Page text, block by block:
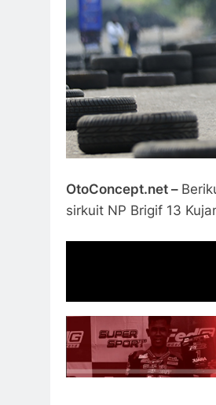
OtoConcept.net –
sirkuit NP Brigif 13